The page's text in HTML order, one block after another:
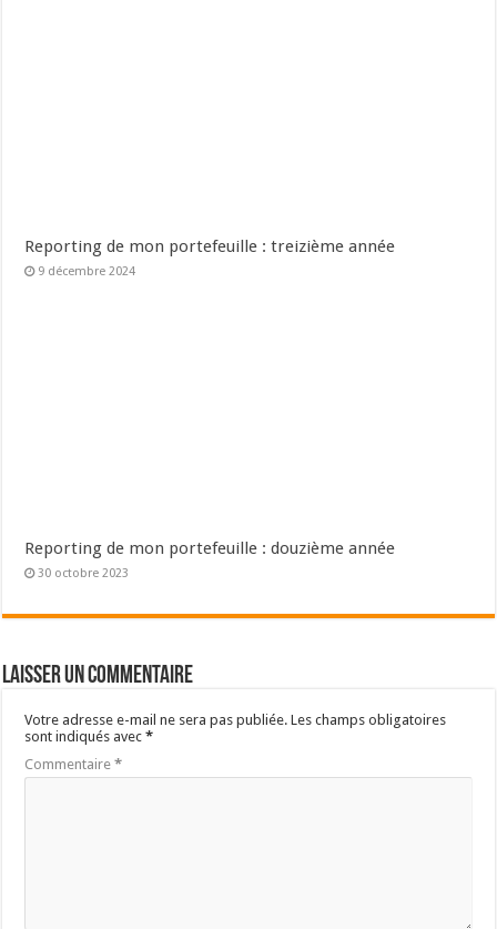
Reporting de mon portefeuille : treizième année
9 décembre 2024
Reporting de mon portefeuille : douzième année
30 octobre 2023
Laisser un commentaire
Votre adresse e-mail ne sera pas publiée. Les champs obligatoires
sont indiqués avec*
Commentaire*